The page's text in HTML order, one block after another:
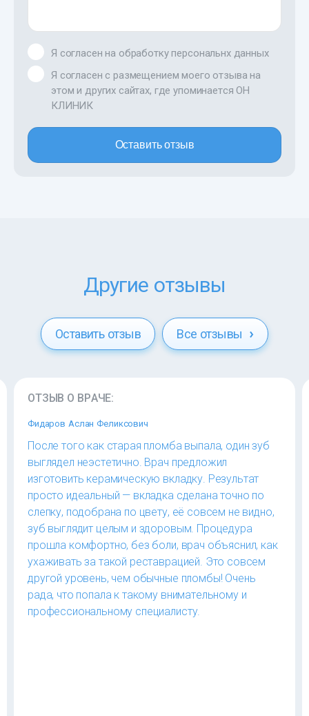
Я согласен на обработку персональнх данных
Я согласен с размещением моего отзыва на
этом и других сайтах, где упоминается ОН
КЛИНИК
Оставить отзыв
Другие отзывы
Оставить отзыв Все отзывы
ОТЗЫВ О ВРАЧЕ:
Фидаров Аслан Феликсович
После того как старая пломба выпала, один зуб
выглядел неэстетично. Врач предложил
изготовить керамическую вкладку. Результат
просто идеальный — вкладка сделана точно по
слепку, подобрана по цвету, её совсем не видно,
зуб выглядит целым и здоровым. Процедура
прошла комфортно, без боли, врач объяснил, как
ухаживать за такой реставрацией. Это совсем
другой уровень, чем обычные пломбы! Очень
рада, что попала к такому внимательному и
профессиональному специалисту.